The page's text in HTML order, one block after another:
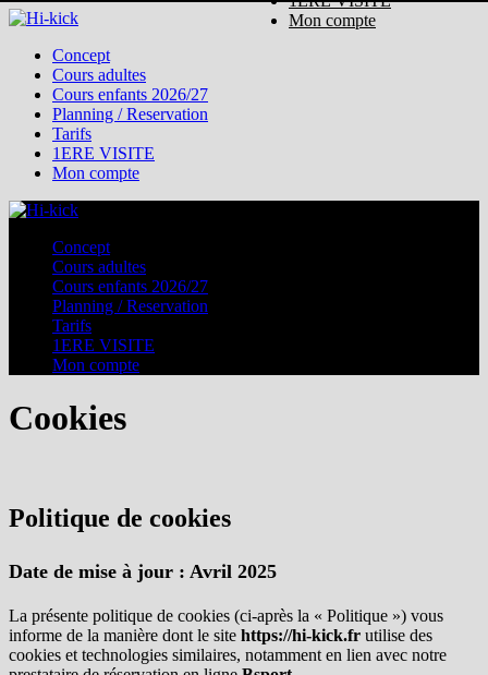
Concept
Cours adultes
Cours enfants 2026/27
Planning / Reservation
Tarifs
1ERE VISITE
Mon compte
Mon compte
Concept
Cours adultes
Cours enfants 2026/27
Planning / Reservation
Tarifs
1ERE VISITE
Mon compte
Cookies
Politique de cookies
Date de mise à jour : Avril 2025
La présente politique de cookies (ci-après la « Politique ») vous
informe de la manière dont le site https://hi-kick.fr utilise des
cookies et technologies similaires, notamment en lien avec notre